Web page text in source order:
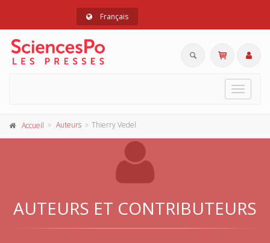
Français
Toggle
Accueil Auteurs Thierry Vedel
AUTEURS ET CONTRIBUTEURS